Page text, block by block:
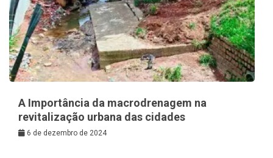
A Importância da macrodrenagem na
revitalização urbana das cidades
6 de dezembro de 2024